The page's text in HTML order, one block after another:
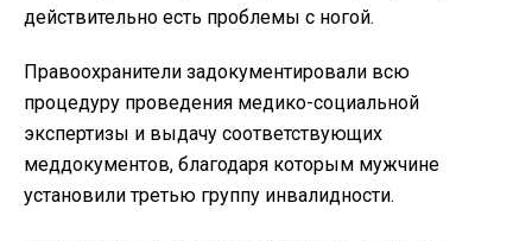
действительно есть проблемы с ногой.
Правоохранители задокументировали всю
процедуру проведения медико-социальной
экспертизы и выдачу соответствующих
меддокументов, благодаря которым мужчине
установили третью группу инвалидности.